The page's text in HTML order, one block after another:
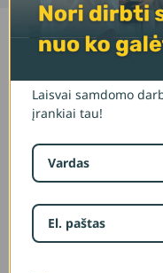
Kas
Laisvai samdomo
įrankiai tau!